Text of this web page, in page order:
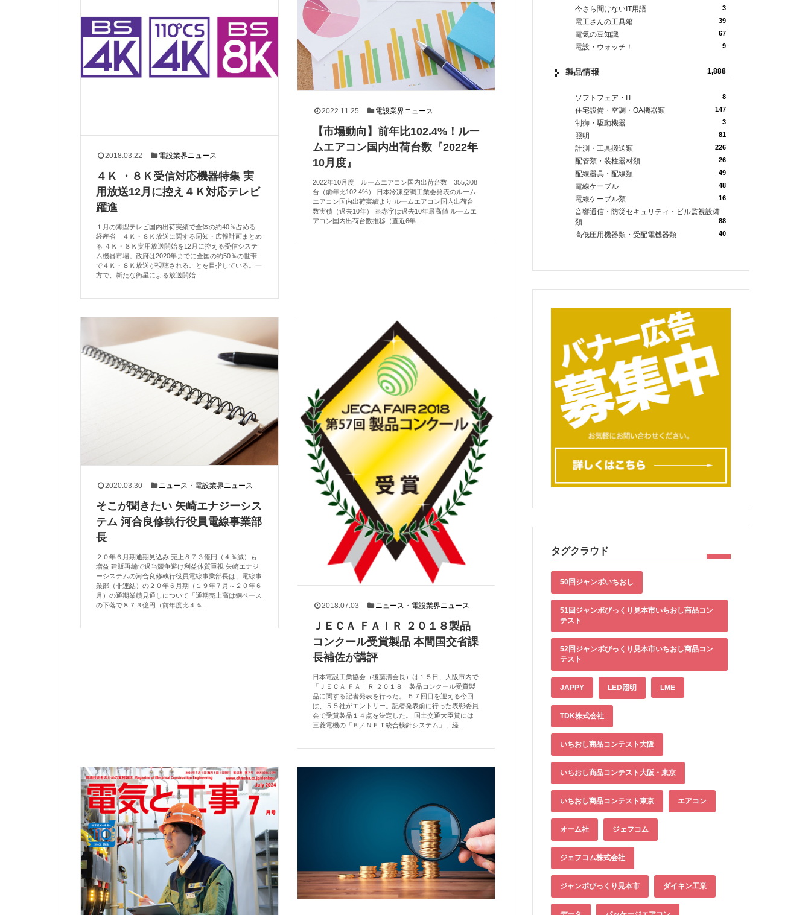
2018.03.22 電設業界ニュース
４Ｋ ・８Ｋ受信対応機器特集 実
用放送12月に控え４Ｋ対応テレビ
躍進
１月の薄型テレビ国内出荷実績で全体の約40％占める
経産省 ４Ｋ・８Ｋ放送に関する周知・広報計画まとめ
る ４Ｋ・８Ｋ実用放送開始を12月に控える受信システ
ム機器市場。政府は2020年までに全国の約50％の世帯
で４Ｋ・８Ｋ放送が視聴されることを目指している。一
方で、新たな衛星による放送開始...
2022.11.25 電設業界ニュース
【市場動向】前年比102.4%！ルー
ムエアコン国内出荷台数『2022年
10月度』
2022年10月度 ルームエアコン国内出荷台数 355,308
台（前年比102.4%） 日本冷凍空調工業会発表のルーム
エアコン国内出荷実績より ルームエアコン国内出荷台
数実積（過去10年） ※赤字は過去10年最高値 ルームエ
アコン国内出荷台数推移（直近6年...
2020.03.30 ニュース ・ 電設業界ニュース
そこが聞きたい 矢崎エナジーシス
テム 河合良修執行役員電線事業部
長
２０年６月期通期見込み 売上８７３億円（４％減）も
増益 建販再編で過当競争避け利益体質重視 矢崎エナジ
ーシステムの河合良修執行役員電線事業部長は、電線事
業部（非連結）の２０年６月期（１９年７月～２０年６
月）の通期業績見通しについて「通期売上高は銅ベース
の下落で８７３億円（前年度比４％...
2018.07.03 ニュース ・ 電設業界ニュース
ＪＥＣＡ ＦＡＩＲ ２０１８製品
コンクール受賞製品 本間国交省課
長補佐が講評
日本電設工業協会（後藤清会長）は１５日、大阪市内で
「ＪＥＣＡ ＦＡＩＲ ２０１８」製品コンクール受賞製
品に関する記者発表を行った。 ５７回目を迎える今回
は、５５社がエントリー。記者発表前に行った表彰委員
会で受賞製品１４点を決定した。 国土交通大臣賞には
三菱電機の「Ｂ／ＮＥＴ統合検針システム」、経...
今さら聞けないIT用語 3
電工さんの工具箱 39
電気の豆知識 67
電設・ウォッチ！ 9
製品情報 1,888
ソフトフェア・IT 8
住宅設備・空調・OA機器類 147
制御・駆動機器 3
照明 81
計測・工具搬送類 226
配管類・装柱器材類 26
配線器具・配線類 49
電線ケーブル 48
電線ケーブル類 16
音響通信・防災セキュリティ・ビル監視設備
類
88
高低圧用機器類・受配電機器類 40
タグクラウド
50回ジャンボいちおし
51回ジャンボびっくり見本市いちおし商品コン
テスト
52回ジャンボびっくり見本市いちおし商品コン
テスト
JAPPY LED照明 LME
TDK株式会社
いちおし商品コンテスト大阪
いちおし商品コンテスト大阪・東京
いちおし商品コンテスト東京 エアコン
オーム社 ジェフコム
ジェフコム株式会社
ジャンボびっくり見本市 ダイキン工業